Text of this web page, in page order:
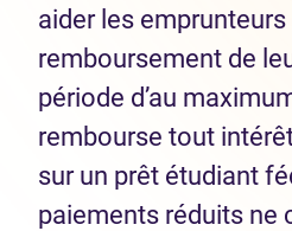
aider les emprunteurs
remboursement de
période d’au
rembourse tout
sur un prêt étudiant
paiements réduits ne